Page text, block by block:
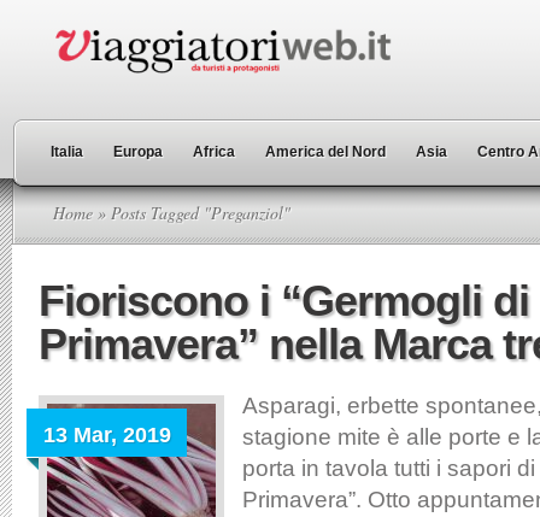
Italia Europa Africa America del Nord Asia Centro
Home » Posts Tagged "Preganziol"
Fioriscono i “Germogli di
Primavera” nella Marca
13 Mar, 2019
Asparagi, erbette
stagione mite è alle porte e
porta in tavola tutti i sapori di
Primavera”. Otto